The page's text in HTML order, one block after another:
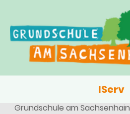
IServ
Grundschule am Sachsenhain
Kinder
Eltern
Schulsozialarbeit
Schulseelsorge